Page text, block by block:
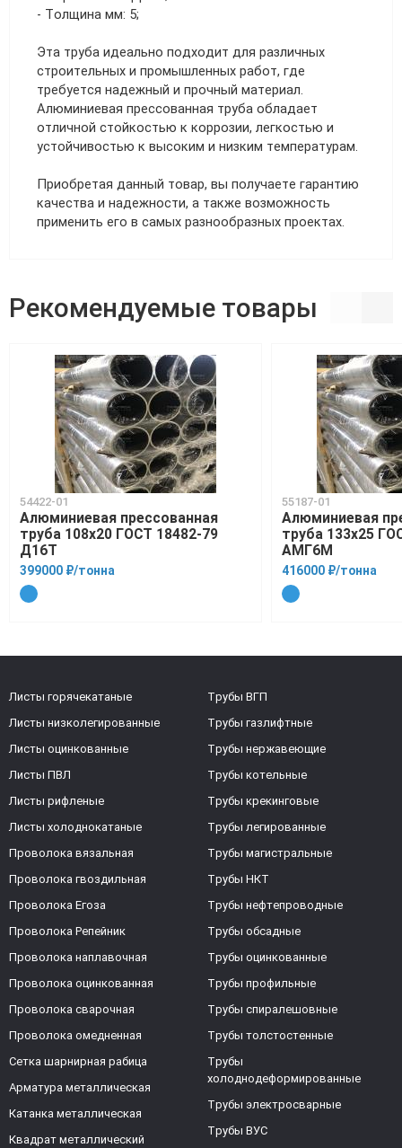
- Толщина мм: 5;
Эта труба идеально подходит для различных
строительных и промышленных работ, где
требуется надежный и прочный материал.
Алюминиевая прессованная труба обладает
отличной стойкостью к коррозии, легкостью и
устойчивостью к высоким и низким температурам.
Приобретая данный товар, вы получаете гарантию
качества и надежности, а также возможность
применить его в самых разнообразных проектах.
Рекомендуемые товары
54422-01
Алюминиевая прессованная
труба 108х20 ГОСТ 18482-79
Д16Т
399000 ₽/тонна
55187-01
Алюминиевая
труба 133х25
АМГ6М
416000 ₽/тонна
Листы горячекатаные
Листы низколегированные
Листы оцинкованные
Листы ПВЛ
Листы рифленые
Листы холоднокатаные
Проволока вязальная
Проволока гвоздильная
Проволока Егоза
Проволока Репейник
Проволока наплавочная
Проволока оцинкованная
Проволока сварочная
Проволока омедненная
Сетка шарнирная рабица
Арматура металлическая
Катанка металлическая
Квадрат металлический
Трубы ВГП
Трубы газлифтные
Трубы нержавеющие
Трубы котельные
Трубы крекинговые
Трубы легированные
Трубы магистральные
Трубы НКТ
Трубы нефтепроводные
Трубы обсадные
Трубы оцинкованные
Трубы профильные
Трубы спиралешовные
Трубы толстостенные
Трубы
холоднодеформированные
Трубы электросварные
Трубы ВУС